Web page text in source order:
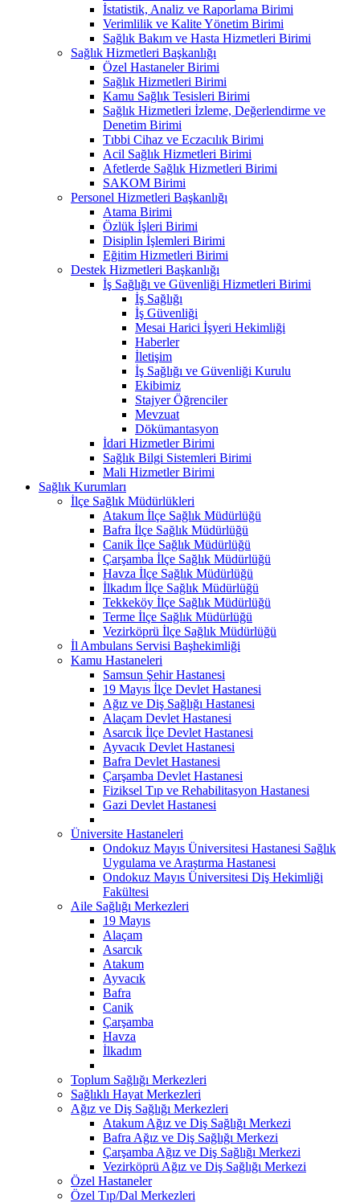
İstatistik, Analiz ve Raporlama Birimi
Verimlilik ve Kalite Yönetim Birimi
Sağlık Bakım ve Hasta Hizmetleri Birimi
Sağlık Hizmetleri Başkanlığı
Özel Hastaneler Birimi
Sağlık Hizmetleri Birimi
Kamu Sağlık Tesisleri Birimi
Sağlık Hizmetleri İzleme, Değerlendirme ve
Denetim Birimi
Tıbbi Cihaz ve Eczacılık Birimi
Acil Sağlık Hizmetleri Birimi
Afetlerde Sağlık Hizmetleri Birimi
SAKOM Birimi
Personel Hizmetleri Başkanlığı
Atama Birimi
Özlük İşleri Birimi
Disiplin İşlemleri Birimi
Eğitim Hizmetleri Birimi
Destek Hizmetleri Başkanlığı
İş Sağlığı ve Güvenliği Hizmetleri Birimi
İş Sağlığı
İş Güvenliği
Mesai Harici İşyeri Hekimliği
Haberler
İletişim
İş Sağlığı ve Güvenliği Kurulu
Ekibimiz
Stajyer Öğrenciler
Mevzuat
Dökümantasyon
İdari Hizmetler Birimi
Sağlık Bilgi Sistemleri Birimi
Mali Hizmetler Birimi
Sağlık Kurumları
İlçe Sağlık Müdürlükleri
Atakum İlçe Sağlık Müdürlüğü
Bafra İlçe Sağlık Müdürlüğü
Canik İlçe Sağlık Müdürlüğü
Çarşamba İlçe Sağlık Müdürlüğü
Havza İlçe Sağlık Müdürlüğü
İlkadım İlçe Sağlık Müdürlüğü
Tekkeköy İlçe Sağlık Müdürlüğü
Terme İlçe Sağlık Müdürlüğü
Vezirköprü İlçe Sağlık Müdürlüğü
İl Ambulans Servisi Başhekimliği
Kamu Hastaneleri
Samsun Şehir Hastanesi
19 Mayıs İlçe Devlet Hastanesi
Ağız ve Diş Sağlığı Hastanesi
Alaçam Devlet Hastanesi
Asarcık İlçe Devlet Hastanesi
Ayvacık Devlet Hastanesi
Bafra Devlet Hastanesi
Çarşamba Devlet Hastanesi
Fiziksel Tıp ve Rehabilitasyon Hastanesi
Gazi Devlet Hastanesi
Üniversite Hastaneleri
Ondokuz Mayıs Üniversitesi Hastanesi Sağlık
Uygulama ve Araştırma Hastanesi
Ondokuz Mayıs Üniversitesi Diş Hekimliği
Fakültesi
Aile Sağlığı Merkezleri
19 Mayıs
Alaçam
Asarcık
Atakum
Ayvacık
Bafra
Canik
Çarşamba
Havza
İlkadım
Toplum Sağlığı Merkezleri
Sağlıklı Hayat Merkezleri
Ağız ve Diş Sağlığı Merkezleri
Atakum Ağız ve Diş Sağlığı Merkezi
Bafra Ağız ve Diş Sağlığı Merkezi
Çarşamba Ağız ve Diş Sağlığı Merkezi
Vezirköprü Ağız ve Diş Sağlığı Merkezi
Özel Hastaneler
Özel Tıp/Dal Merkezleri